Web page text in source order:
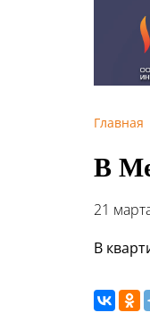
Главная
В
21
В